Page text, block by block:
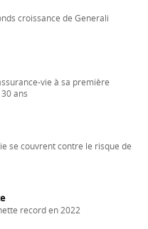
croissance de Generali
vie à sa première
ans
se couvrent contre le risque de
record en 2022